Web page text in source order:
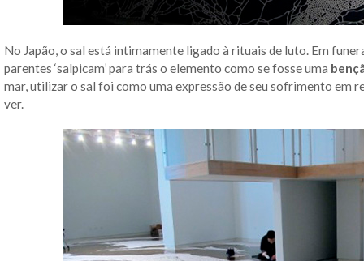
No Japão, o sal está intimamente ligado à rituais de luto. Em
parentes ‘salpicam’ para trás o elemento como se fosse uma
mar, utilizar o sal foi como uma expressão de seu sofrimento em
ver.